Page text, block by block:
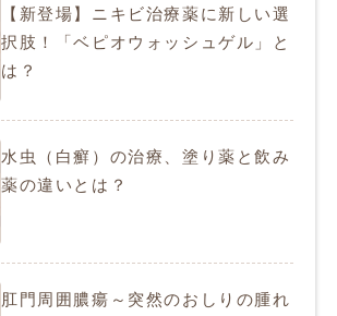
【新登場】ニキビ治療薬に新しい選
択肢！「ベピオウォッシュゲル」と
は？
水虫（白癬）の治療、塗り薬と飲み
薬の違いとは？
肛門周囲膿瘍～突然のおしりの腫れ